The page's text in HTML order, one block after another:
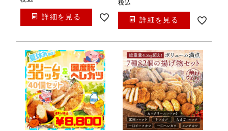
詳細を見る
税込
詳細を見る